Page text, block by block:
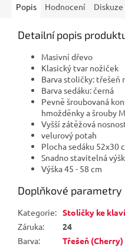
Popis Hodnocení Diskuze
Detailní popis
Masivní dřevo
Klasický tvar nožiček
Barva stoličky: třešeň
Barva sedáku: černá
Pevně šroubovaná
hmožděnky a šrouby
Vyšší zátěžová
velurový potah
Plocha sedáku 52x30
Snadno stavitelná
Výška 45 - 58 cm
Doplňkové parametry
Kategorie: Stoličky ke
Záruka:
24
Barva:
Třešeň (Cherry)